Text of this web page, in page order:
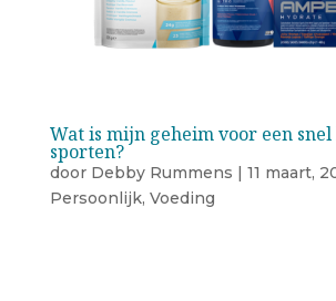
Wat is mijn geheim voor een
sporten?
door Debby Rummens | 11 maart,
Persoonlijk, Voeding